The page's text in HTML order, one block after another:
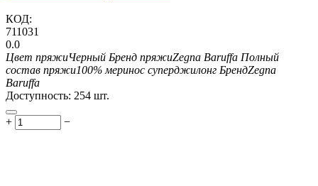
КОД:
711031
0.0
Цвет пряжиЧерный Бренд пряжиZegna Baruffa Полный
состав пряжи100% меринос суперджилонг БрендZegna
Baruffa
Доступность: 254 шт.
+ −